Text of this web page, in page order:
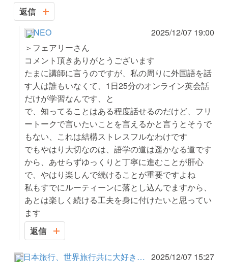
返信
NEO
2025/12/07 19:00
＞フェアリーさん
コメント頂きありがとうございます
たまに講師に言うのですが、私の周りに外国語を話
す人は誰もいなくて、1日25分のオンライン英会話
だけが学習なんです、と
で、知ってることはある程度話せるのだけど、フリ
ートークで言いたいことを言えるかと言うとそうで
もない、これは結構ストレスフルなわけです
でもやはり大切なのは、語学の道は遥かなる道です
から、あせらずゆっくりと丁寧に進むことが肝心
で、やはり楽しんで続けることが重要ですよね
私もすでにルーティーンに落とし込んでますから、
あとは楽しく続ける工夫を身に付けたいと思ってい
ます
返信
日本旅行、世界旅行共に大好き主婦 2025/12/07 15:27